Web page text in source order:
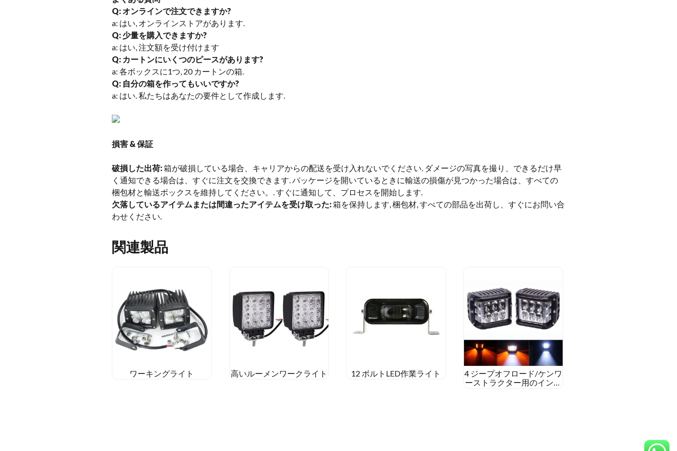
Q: オンラインで注文できますか?
a: はい, オンラインストアがあります.
Q: 少量を購入できますか?
a: はい, 注文額を受け付けます
Q: カートンにいくつのピースがあります?
a: 各ボックスに1つ, 20 カートンの箱.
Q: 自分の箱を作ってもいいですか?
a: はい. 私たちはあなたの要件として作成します.
損害 & 保証
破損した出荷:箱が破損している場合、キャリアからの配送を受け入れないでください. ダメージの写真を撮り、できるだけ早
く通知できる場合は、すぐに注文を交換できます. パッケージを開いているときに輸送の損傷が見つかった場合は、すべての
梱包材と輸送ボックスを維持してください。. すぐに通知して、プロセスを開始します.
欠落しているアイテムまたは間違ったアイテムを受け取った:箱を保持します, 梱包材, すべての部品を出荷し、すぐにお問い合
わせください.
関連製品
ワーキングライト 高いルーメンワークライト 12 ボルトLED作業ライト
4 ジープオフロード/ケンワ
ーストラクター用のインチ